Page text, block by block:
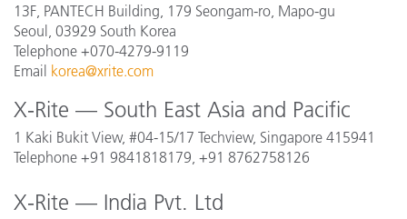
13F, PANTECH Building, 179 Seongam-ro, Mapo-gu
Seoul, 03929 South Korea
Telephone +070-4279-9119
Email korea@xrite.com
X-Rite — South East Asia and Pacific
1 Kaki Bukit View, #04-15/17 Techview, Singapore 415941
Telephone +91 9841818179, +91 8762758126
X-Rite — India Pvt. Ltd